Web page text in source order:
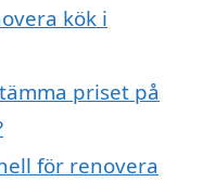
kök i
priset på
för renovera